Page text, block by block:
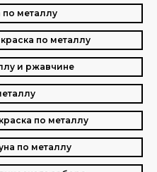
по металлу
по металлу
и ржавчине
по металлу
по металлу